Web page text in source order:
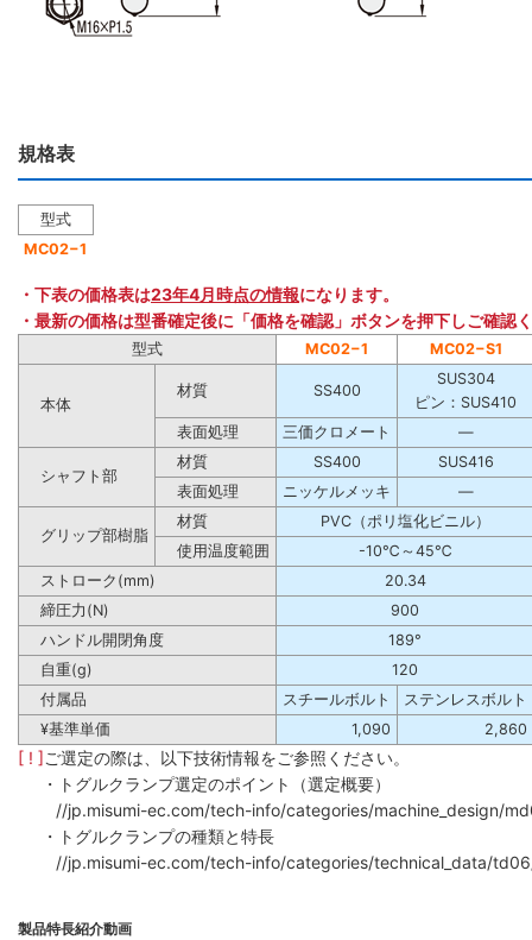
規格表
型式
MC02−1
・下表の価格表は23年4月時点の情報になります。
・最新の価格は型番確定後に「価格を確認」ボタンを押下しご確認
型式 MC02−1 MC02−S1
本体
材質 SS400
SUS304
ピン：SUS410
表面処理
三価クロメート ―
シャフト部
材質 SS400
SUS416
表面処理
ニッケルメッキ ―
グリップ部樹脂
材質
PVC（ポリ塩化ビニル）
使用温度範囲
-10℃～45℃
ストローク(mm)
20.34
締圧力(N)
900
ハンドル開閉角度
189°
自重(g)
120
付属品
スチールボルト
ステンレスボルト
¥基準単価
1,090 2,860
[ ! ]ご選定の際は、以下技術情報をご参照ください。
・トグルクランプ選定のポイント（選定概要）
//jp.misumi-ec.com/tech-info/categories/machine_design/
・トグルクランプの種類と特長
//jp.misumi-ec.com/tech-info/categories/technical_data/
製品特長紹介動画